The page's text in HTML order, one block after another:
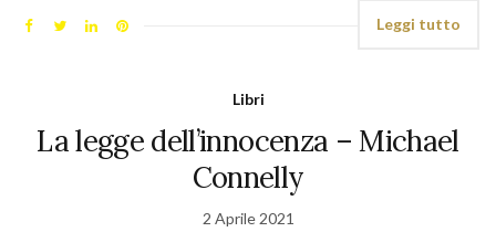
Leggi tutto
Libri
La legge dell’innocenza – Michael
Connelly
2 Aprile 2021